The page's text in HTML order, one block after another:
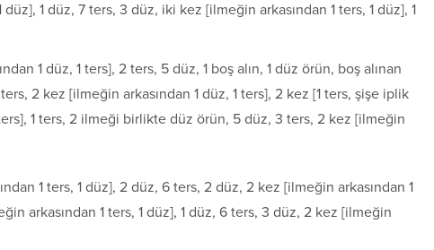
1 düz, 7 ters, 3 düz, iki kez [ilmeğin arkasından 1 ters, 1 düz], 1
1 düz, 1 ters], 2 ters, 5 düz, 1 boş alın, 1 düz örün, boş alınan
2 kez [ilmeğin arkasından 1 düz, 1 ters], 2 kez [1 ters, şişe iplik
1 ters, 2 ilmeği birlikte düz örün, 5 düz, 3 ters, 2 kez [ilmeğin
1 ters, 1 düz], 2 düz, 6 ters, 2 düz, 2 kez [ilmeğin arkasından 1
arkasından 1 ters, 1 düz], 1 düz, 6 ters, 3 düz, 2 kez [ilmeğin